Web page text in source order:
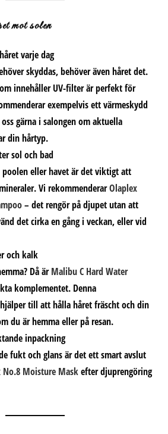
mot solen
varje dag
skyddas, behöver även håret det.
innehåller UV-filter är perfekt för
exempelvis ett värmeskydd
gärna i salongen om aktuella
din hårtyp.
sol och bad
poolen eller havet är det viktigt att
Vi rekommenderarOlaplex
– det rengör på djupet utan att
det cirka en gång i veckan, eller vid
och kalk
Då ärMalibu C Hard Water
komplementet. Denna
till att hålla håret fräscht och din
du är hemma eller på resan.
inpackning
fukt och glans är det ett smart avslut
No.8 Moisture Maskefter djuprengöring